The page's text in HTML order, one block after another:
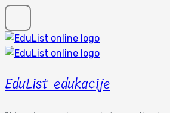
EduList edukacije